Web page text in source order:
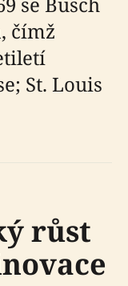
čímž
St. Louis
růst